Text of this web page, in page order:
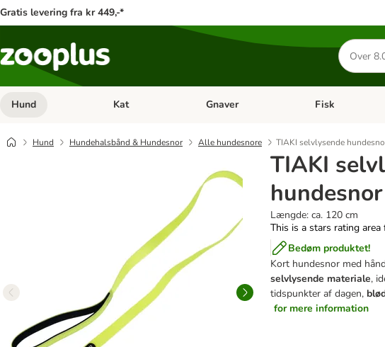
Gratis levering fra kr 449,-*
Søg
efter
produkter
Hund Åben kategori menu: Hund
Kat Åben kategori menu: Kat
Gnaver Åben kategori
Fisk
Hund Hundehalsbånd & Hundesnor Alle hundesnore TIAKI selvlysende
TIAKI
hundesnor
Længde: ca. 120 cm
This is a stars rating
Bedøm produktet!
Kort hundesnor med
selvlysende materiale,
tidspunkter af dagen,
for mere information